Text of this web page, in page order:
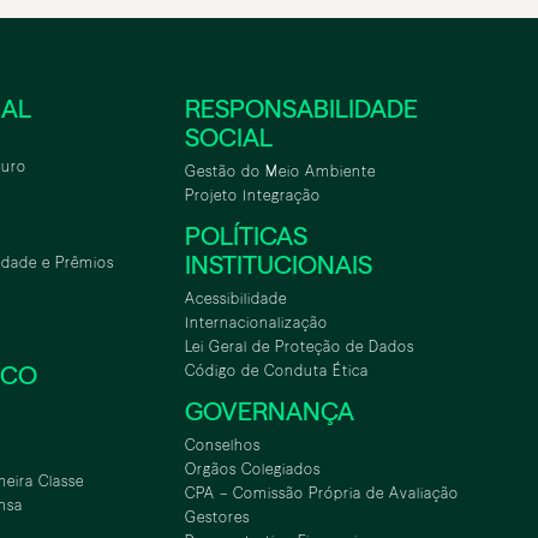
e Prêmios
Classe
RESPONSABILIDADE
SOCIAL
Gestão do Meio Ambiente
Projeto Integração
POLÍTICAS
INSTITUCIONAIS
Acessibilidade
Internacionalização
Lei Geral de Proteção de Dados
Código de Conduta Ética
GOVERNANÇA
Conselhos
Orgãos Colegiados
CPA – Comissão Própria de Avaliação
Gestores